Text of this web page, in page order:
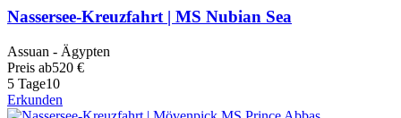
Nassersee-Kreuzfahrt | MS Nubian Sea
Assuan - Ägypten
Preis ab520 €
5 Tage10
Erkunden